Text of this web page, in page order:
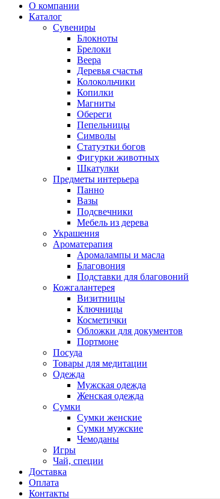
О компании
Каталог
Сувениры
Блокноты
Брелоки
Веера
Деревья счастья
Колокольчики
Копилки
Магниты
Обереги
Пепельницы
Символы
Статуэтки богов
Фигурки животных
Шкатулки
Предметы интерьера
Панно
Вазы
Подсвечники
Мебель из дерева
Украшения
Ароматерапия
Аромалампы и масла
Благовония
Подставки для благовоний
Кожгалантерея
Визитницы
Ключницы
Косметички
Обложки для документов
Портмоне
Посуда
Товары для медитации
Одежда
Мужская одежда
Женская одежда
Сумки
Сумки женские
Сумки мужские
Чемоданы
Игры
Чай, специи
Доставка
Оплата
Контакты